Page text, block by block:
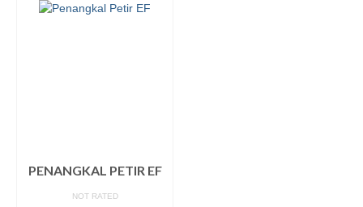
PENANGKAL PETIR EF
NOT RATED